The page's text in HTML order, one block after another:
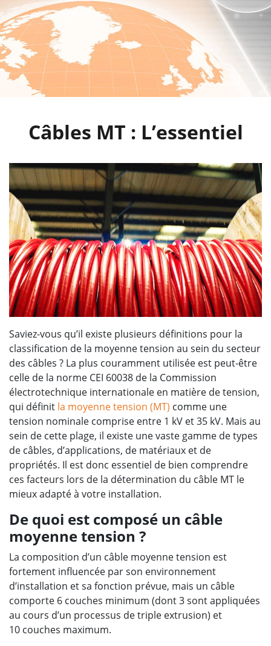
Câbles MT : L’essentiel
Saviez-vous qu’il existe plusieurs définitions pour la
classification de la moyenne tension au sein du secteur
des câbles ? La plus couramment utilisée est peut-être
celle de la norme CEI 60038 de la Commission
électrotechnique internationale en matière de tension,
qui définit la moyenne tension (MT) comme une
tension nominale comprise entre 1 kV et 35 kV. Mais au
sein de cette plage, il existe une vaste gamme de types
de câbles, d’applications, de matériaux et de
propriétés. Il est donc essentiel de bien comprendre
ces facteurs lors de la détermination du câble MT le
mieux adapté à votre installation.
De quoi est composé un câble
moyenne tension ?
La composition d’un câble moyenne tension est
fortement influencée par son environnement
d’installation et sa fonction prévue, mais un câble
comporte 6 couches minimum (dont 3 sont appliquées
au cours d’un processus de triple extrusion) et
10 couches maximum.